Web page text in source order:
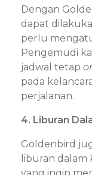
Dengan
dapat
perlu
Pengemudi
jadwal tetap
pada
perjalanan.
4. Liburan
Goldenbird
liburan